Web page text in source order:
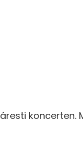
koncerten.